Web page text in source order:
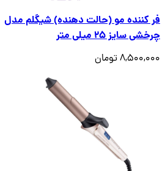
کننده مو (حالت دهنده) شیگلم مدل
سایز 25 میلی متر
تومان